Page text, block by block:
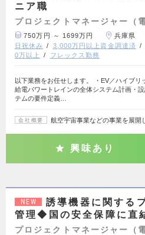
ニア職
プロジェクトマネージャー（
750万円 ～ 1699万円 兵庫県
日祝休み
3,000万円以上資金調達済
0万以上
フレックス勤務
以下業務をお任せします。 ・EV／ハイブリ
給電パワートレインの全体システム計画・
テムの要件定義…
会社概要 航空宇宙事業などの事業を展開
興味あり
NEW
誘導機器に関する
管理◆国の安全保障に直
プロジェクトマネージャー（